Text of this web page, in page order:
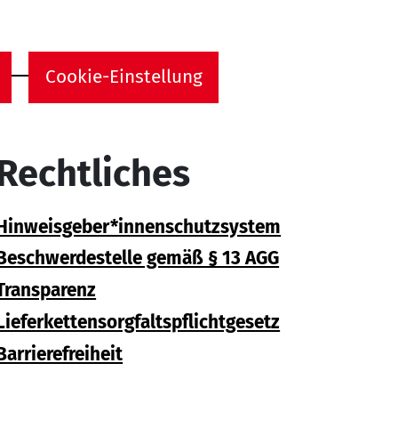
Cookie-Einstellung
gemäß § 13 AGG